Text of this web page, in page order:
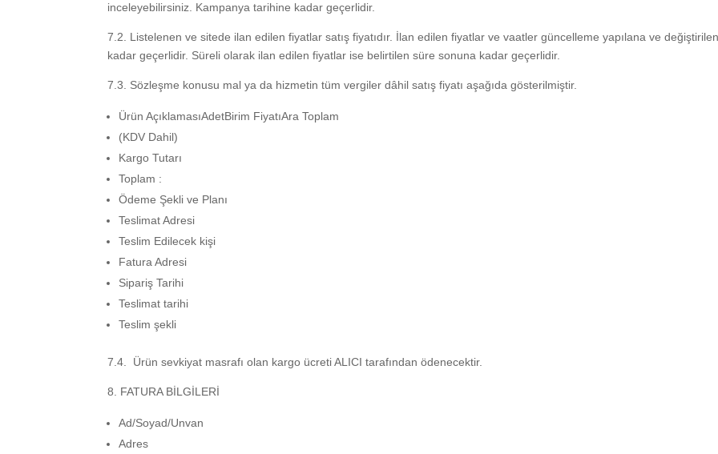
inceleyebilirsiniz. Kampanya tarihine kadar geçerlidir.
7.2. Listelenen ve sitede ilan edilen fiyatlar satış fiyatıdır. İlan edilen fiyatlar ve vaatler güncelleme yapılana ve
kadar geçerlidir. Süreli olarak ilan edilen fiyatlar ise belirtilen süre sonuna kadar geçerlidir.
7.3. Sözleşme konusu mal ya da hizmetin tüm vergiler dâhil satış fiyatı aşağıda gösterilmiştir.
Ürün AçıklamasıAdetBirim FiyatıAra Toplam
(KDV Dahil)
Kargo Tutarı
Toplam :
Ödeme Şekli ve Planı
Teslimat Adresi
Teslim Edilecek kişi
Fatura Adresi
Sipariş Tarihi
Teslimat tarihi
Teslim şekli
7.4. Ürün sevkiyat masrafı olan kargo ücreti ALICI tarafından ödenecektir.
8. FATURA BİLGİLERİ
Ad/Soyad/Unvan
Adres